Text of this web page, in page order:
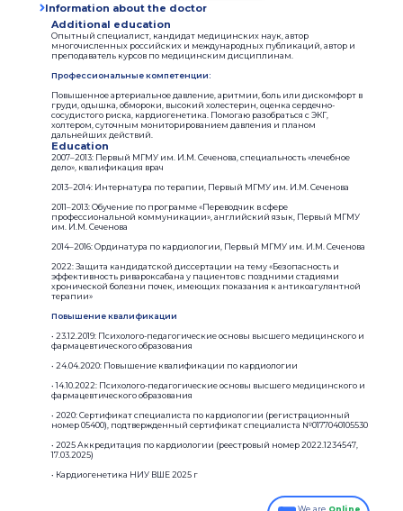
Information about the doctor
Additional education
Опытный специалист, кандидат медицинских наук, автор
многочисленных российских и международных публикаций, автор и
преподаватель курсов по медицинским дисциплинам.
Профессиональные компетенции:
Повышенное артериальное давление, аритмии, боль или дискомфорт в
груди, одышка, обмороки, высокий холестерин, оценка сердечно-
сосудистого риска, кардиогенетика. Помогаю разобраться с ЭКГ,
холтером, суточным мониторированием давления и планом
дальнейших действий.
Education
2007–2013: Первый МГМУ им. И.М. Сеченова, специальность «лечебное
дело», квалификация врач
2013–2014: Интернатура по терапии, Первый МГМУ им. И.М. Сеченова
2011–2013: Обучение по программе «Переводчик в сфере
профессиональной коммуникации», английский язык, Первый МГМУ
им. И.М. Сеченова
2014–2016: Ординатура по кардиологии, Первый МГМУ им. И.М. Сеченова
2022: Защита кандидатской диссертации на тему «Безопасность и
эффективность ривароксабана у пациентов с поздними стадиями
хронической болезни почек, имеющих показания к антикоагулянтной
терапии»
Повышение квалификации
• 23.12.2019: Психолого-педагогические основы высшего медицинского и
фармацевтического образования
• 24.04.2020: Повышение квалификации по кардиологии
• 14.10.2022: Психолого-педагогические основы высшего медицинского и
фармацевтического образования
• 2020: Сертификат специалиста по кардиологии (регистрационный
номер 05400), подтвержденный сертификат специалиста №0177040105530
• 2025 Аккредитация по кардиологии (реестровый номер 2022.1234547,
17.03.2025)
• Кардиогенетика НИУ ВШЕ 2025 г
We are Online